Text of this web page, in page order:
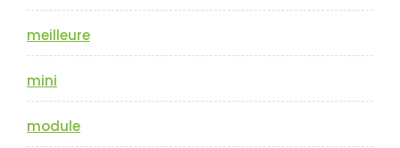
meilleure
mini
module